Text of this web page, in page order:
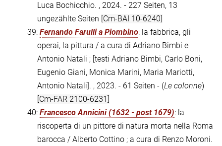
Luca Bochicchio. , 2024. - 227 Seiten, 13
ungezählte Seiten [Cm-BAI 10-6240]
39: Fernando Farulli a Piombino: la fabbrica, gli
operai, la pittura / a cura di Adriano Bimbi e
Antonio Natali ; [testi Adriano Bimbi, Carlo Boni,
Eugenio Giani, Monica Marini, Maria Mariotti,
Antonio Natali]. , 2023. - 61 Seiten - (Le colonne)
[Cm-FAR 2100-6231]
40: Francesco Annicini (1632 - post 1679): la
riscoperta di un pittore di natura morta nella Roma
barocca / Alberto Cottino ; a cura di Renzo Moroni.